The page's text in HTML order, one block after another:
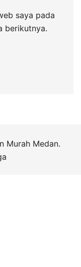
saya pada
berikutnya.
Murah Medan.